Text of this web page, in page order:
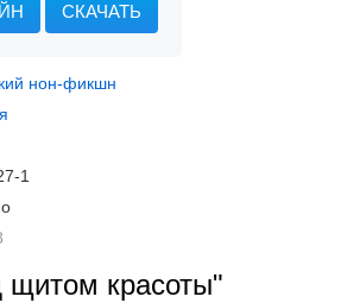
СКАЧАТЬ
нон-фикшн
1
щитом красоты"